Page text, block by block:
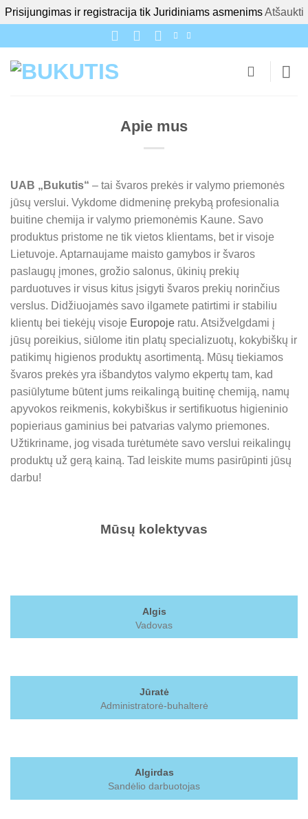
Prisijungimas ir registracija tik Juridiniams asmenimsAtšaukti
to
content
Apie mus
UAB „Bukutis“ – tai švaros prekės ir valymo priemonės
jūsų verslui. Vykdome didmeninę prekybą profesionalia
buitine chemija ir valymo priemonėmis Kaune. Savo
produktus pristome ne tik vietos klientams, bet ir visoje
Lietuvoje. Aptarnaujame maisto gamybos ir švaros
paslaugų įmones, grožio salonus, ūkinių prekių
parduotuves ir visus kitus įsigyti švaros prekių norinčius
verslus. Didžiuojamės savo ilgamete patirtimi ir stabiliu
klientų bei tiekėjų visoje Europoje ratu. Atsižvelgdami į
jūsų poreikius, siūlome itin platų specializuotų, kokybiškų ir
patikimų higienos produktų asortimentą. Mūsų tiekiamos
švaros prekės yra išbandytos valymo ekpertų tam, kad
pasiūlytume būtent jums reikalingą buitinę chemiją, namų
apyvokos reikmenis, kokybiškus ir sertifikuotus higieninio
popieriaus gaminius bei patvarias valymo priemones.
Užtikriname, jog visada turėtumėte savo verslui reikalingų
produktų už gerą kainą. Tad leiskite mums pasirūpinti jūsų
darbu!
Mūsų kolektyvas
Algis
Vadovas
Jūratė
Administratorė-buhalterė
Algirdas
Sandėlio darbuotojas